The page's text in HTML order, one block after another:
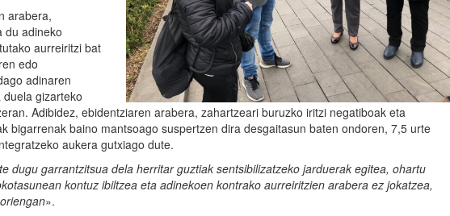
arabera,
du adineko
aurreiritzi bat
edo
adinaren
gizarteko
Adibidez, ebidentziaren arabera, zahartzeari buruzko iritzi negatiboak eta
bigarrenak baino mantsoago suspertzen dira desgaitasun baten ondoren, 7,5 urte
aukera gutxiago dute.
dugu garrantzitsua dela herritar guztiak sentsibilizatzeko jarduerak egitea, ohartu
kontuz ibiltzea eta adinekoen kontrako aurreiritzien arabera ez jokatzea,
».